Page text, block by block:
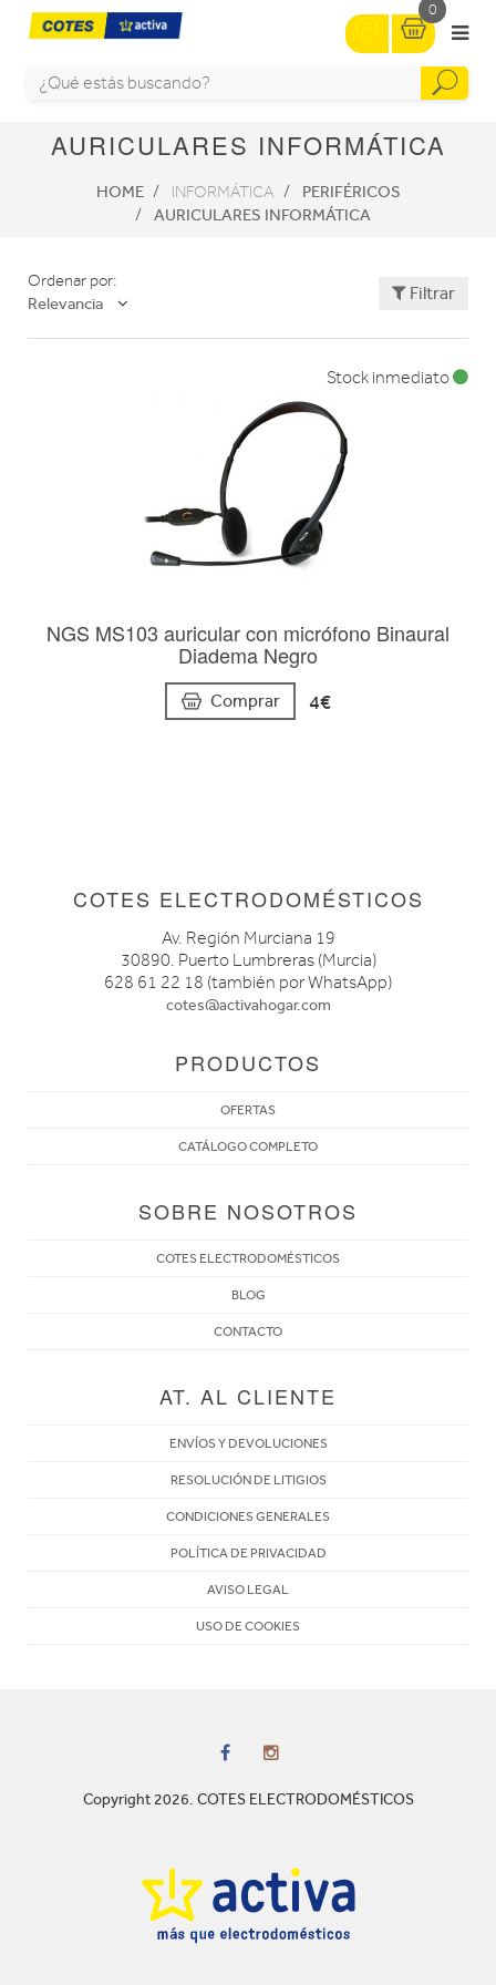
0
AURICULARES INFORMÁTICA
HOME INFORMÁTICA
PERIFÉRICOS
AURICULARES INFORMÁTICA
Ordenar por:
Relevancia
Filtrar
NGS MS103 auricular con micrófono Binaural
Diadema Negro
Comprar 4€
Stock inmediato
COTES ELECTRODOMÉSTICOS
Av. Región Murciana 19
30890. Puerto Lumbreras (Murcia)
628 61 22 18 (también por WhatsApp)
cotes@activahogar.com
PRODUCTOS
OFERTAS
CATÁLOGO COMPLETO
SOBRE NOSOTROS
COTES ELECTRODOMÉSTICOS
BLOG
CONTACTO
AT. AL CLIENTE
ENVÍOS Y DEVOLUCIONES
RESOLUCIÓN DE LITIGIOS
CONDICIONES GENERALES
POLÍTICA DE PRIVACIDAD
AVISO LEGAL
USO DE COOKIES
Copyright 2026. COTES ELECTRODOMÉSTICOS